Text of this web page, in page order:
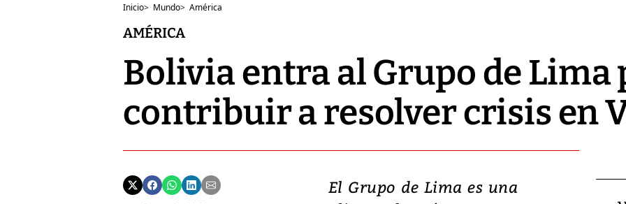
Inicio> Mundo> América
AMÉRICA
Bolivia entra al Grupo de Lima
contribuir a resolver crisis en
El Grupo de Lima es una